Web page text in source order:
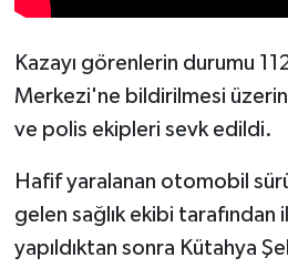
Kazayı görenlerin durumu
Merkezi'ne bildirilmesi
ve polis ekipleri sevk edildi.
Hafif yaralanan otomobil
gelen sağlık ekibi tarafından
yapıldıktan sonra Kütahya
Türkiye
Video Galeri
Yaşam